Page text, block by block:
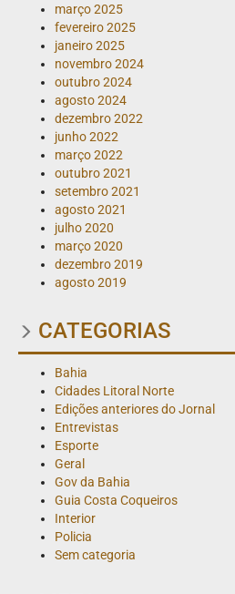
março 2025
fevereiro 2025
janeiro 2025
novembro 2024
outubro 2024
agosto 2024
dezembro 2022
junho 2022
março 2022
outubro 2021
setembro 2021
agosto 2021
julho 2020
março 2020
dezembro 2019
agosto 2019
CATEGORIAS
Bahia
Cidades Litoral Norte
Edições anteriores do Jornal
Entrevistas
Esporte
Geral
Gov da Bahia
Guia Costa Coqueiros
Interior
Policia
Sem categoria